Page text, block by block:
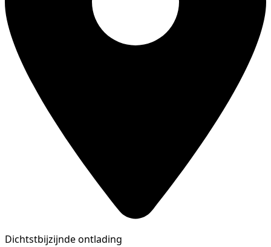
Dichtstbijzijnde ontlading